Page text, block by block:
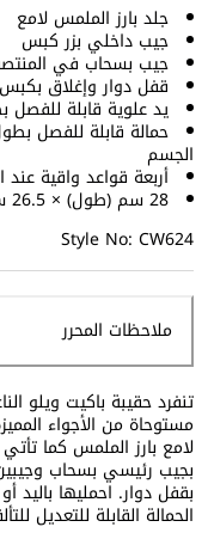
جلد بارز الملمس لامع
جيب داخلي بزر كبس
جيب بسحاب في
قفل دوار وإغلاق
يد علوية قابلة للفصل
الجسم
أربعة قواعد واقية عند
28 سم (طول) × 26.5 سم (ارتفاع) × 16 سم (عرض)
Style No: CW624
ملاحظات المحرر
تنفرد حقيبة باكيت ويلو
مستوحاة من الأجواء
لامع بارز الملمس كما
بجيب رئيسي بسحاب
بقفل دوار. احمليها
الحمالة القابلة للتعديل